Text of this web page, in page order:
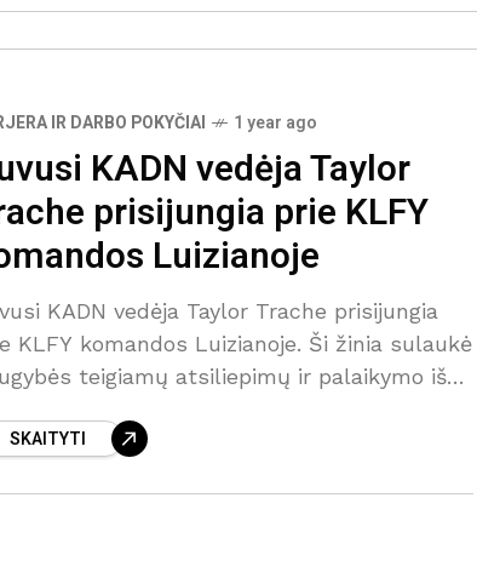
IR DARBO POKYČIAI 1 year ago
KADN vedėja Taylor
prisijungia prie KLFY
Luizianoje
KADN vedėja Taylor Trache prisijungia
KLFY komandos Luizianoje. Ši žinia sulaukė
teigiamų atsiliepimų ir palaikymo iš
Luizianoje, pasidalino savo džiaugsmu
SKAITYTI